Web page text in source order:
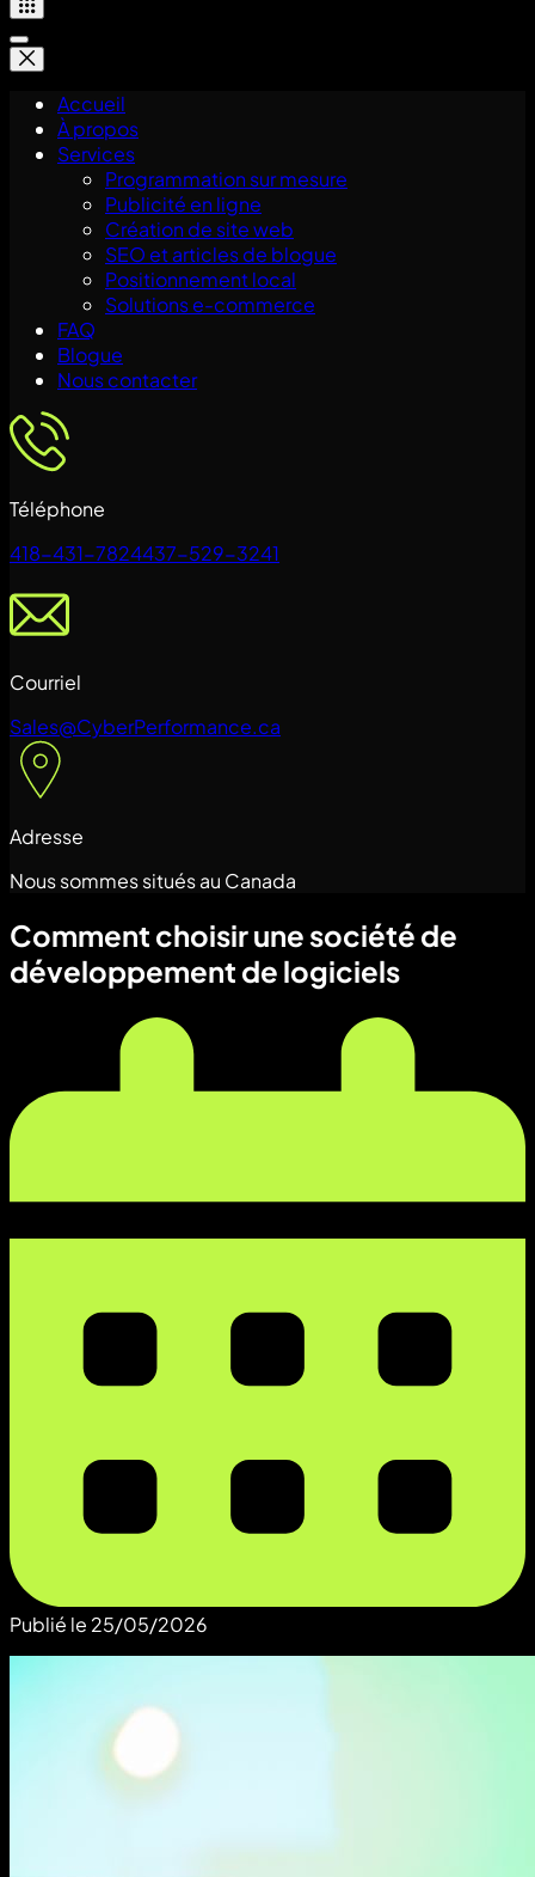
Accueil
À propos
Services
Programmation sur mesure
Publicité en ligne
Création de site web
SEO et articles de blogue
Positionnement local
Solutions e-commerce
FAQ
Blogue
Nous contacter
Téléphone
418-431-7824437-529-3241
Courriel
Sales@CyberPerformance.ca
Adresse
Nous sommes situés au Canada
Comment choisir une société de
développement de logiciels
Publié le 25/05/2026